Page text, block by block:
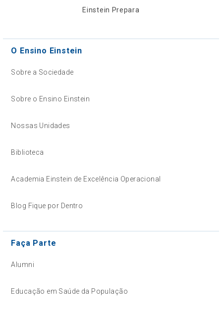
Einstein Prepara
O Ensino Einstein
Sobre a Sociedade
Sobre o Ensino Einstein
Nossas Unidades
Biblioteca
Academia Einstein de Excelência Operacional
Blog Fique por Dentro
Faça Parte
Alumni
Educação em Saúde da População